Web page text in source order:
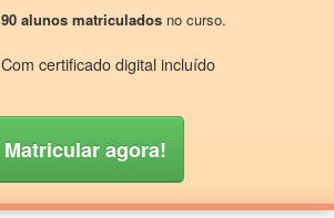
90 alunos matriculadosno curso.
Com certificado digital incluído
Matricular agora!